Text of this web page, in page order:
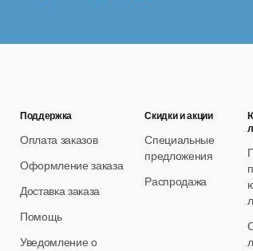
Поддержка
Оплата заказов
Оформление заказа
Доставка заказа
Помощь
Уведомление о
Скидки и акции
Специальные
предложения
Распродажа